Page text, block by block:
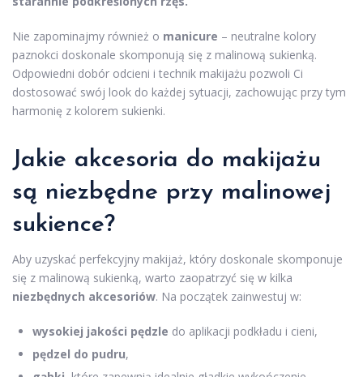
Nie zapominajmy również o manicure – neutralne kolory
paznokci doskonale skomponują się z malinową sukienką.
Odpowiedni dobór odcieni i technik makijażu pozwoli Ci
dostosować swój look do każdej sytuacji, zachowując przy tym
harmonię z kolorem sukienki.
Jakie akcesoria do makijażu
są niezbędne przy malinowej
sukience?
Aby uzyskać perfekcyjny makijaż, który doskonale skomponuje
się z malinową sukienką, warto zaopatrzyć się w kilka
niezbędnych akcesoriów. Na początek zainwestuj w:
wysokiej jakości pędzle do aplikacji podkładu i cieni,
pędzel do pudru,